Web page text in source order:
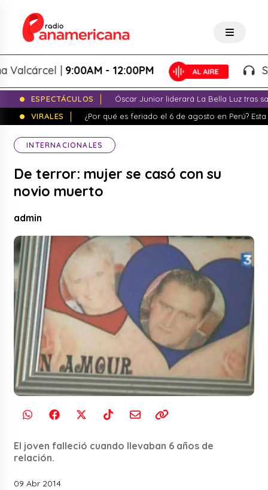
|9:00AM - 12:00PM
ESPECTÁCULOS
Óscar Junior liderará La Bella Luz tras
VIRALES
¿Por qué es feriado el 6 de agosto en Perú?
INTERNACIONALES
De terror: mujer se casó con su
novio muerto
admin
El joven falleció cuando llevaban 6 años de
relación.
09 Abr 2014